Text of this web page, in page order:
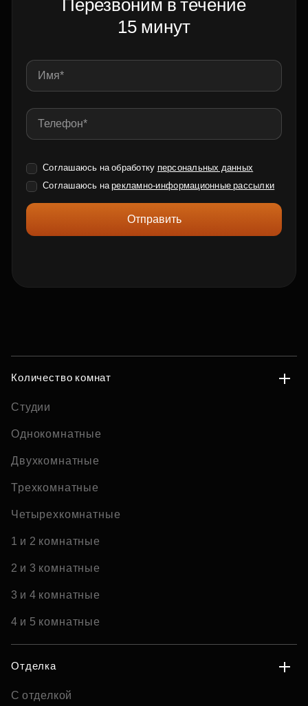
Перезвоним в течение
15 минут
Соглашаюсь на обработку персональных данных
Соглашаюсь нарекламно-информационные рассылки
Отправить
Количество комнат
Студии
Однокомнатные
Двухкомнатные
Трехкомнатные
Четырехкомнатные
1 и 2 комнатные
2 и 3 комнатные
3 и 4 комнатные
4 и 5 комнатные
Отделка
С отделкой